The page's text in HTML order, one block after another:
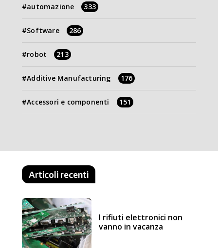
automazione 333
Software 286
robot 213
Additive Manufacturing 176
Accessori e componenti 151
Articoli recenti
I rifiuti elettronici non
vanno in vacanza